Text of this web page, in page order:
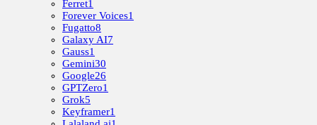
Ferret1
Forever Voices1
Fugatto8
Galaxy AI7
Gauss1
Gemini30
Google26
GPTZero1
Grok5
Keyframer1